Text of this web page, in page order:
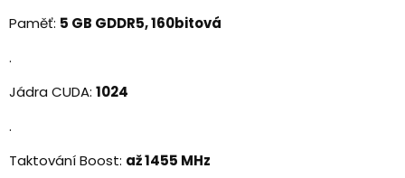
Paměť: 5 GB GDDR5, 160bitová
.
Jádra CUDA: 1024
.
Taktování Boost: až 1455 MHz